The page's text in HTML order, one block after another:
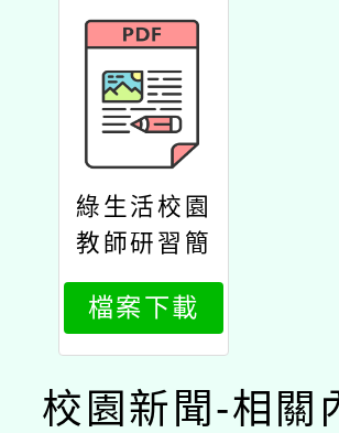
綠生活校園
教師研習簡
章2
檔案下載
校園新聞-相關